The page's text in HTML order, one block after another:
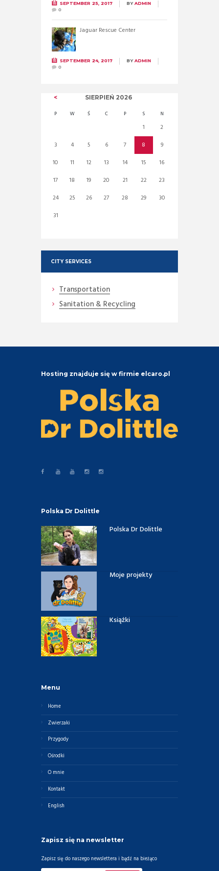
SEPTEMBER 25, 2017 BYADMIN
0
Jaguar Rescue Center
SEPTEMBER 24, 2017 BYADMIN
0
SIERPIEŃ 2026
P W Ś C P S N
1
2
3
4 5 6 7 8
9
10
11 12 13 14 15
16
17
18 19 20 21 22
23
24
25 26 27 28 29
30
31
CITY SERVICES
Transportation
Sanitation & Recycling
Hosting znajduje się w firmie elcaro.pl
Polska Dr Dolittle
Polska Dr Dolittle
Moje projekty
Książki
Menu
Home
Zwierzaki
Przygody
Ośrodki
O mnie
Kontakt
English
Zapisz się na newsletter
Zapisz się do naszego newslettera i bądź na bieżąco